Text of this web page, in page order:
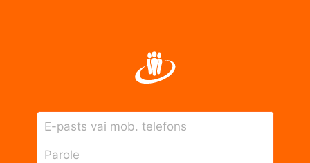
E-pasts vai mob. telefons
Parole